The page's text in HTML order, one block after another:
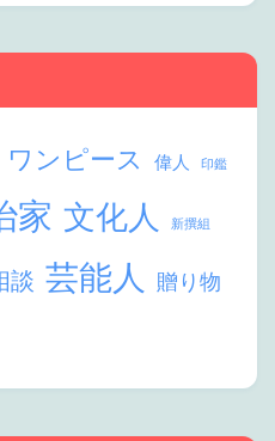
ワンピース 偉人 印鑑
家 文化人 新撰組
談 芸能人 贈り物